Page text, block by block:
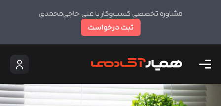
مشاوره تخصصی کسب‌وکار با علی حاجی‌محمدی
ثبت درخواست